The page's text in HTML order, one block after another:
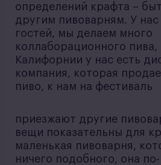
определений крафта –
другим пивоварням. У
гостей, мы делаем много
коллаборационного
Калифорнии у нас есть
компания, которая
пиво, к нам на фестиваль
приезжают другие
вещи показательны для
маленькая пивоварня,
ничего подобного, она